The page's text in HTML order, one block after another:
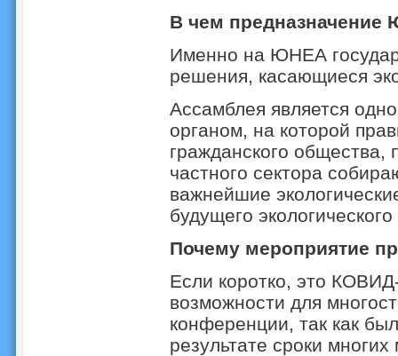
В чем предназначение
Именно на ЮНЕА
решения, касающиеся
Ассамблея является
органом, на которой
гражданского общества,
частного сектора
важнейшие
будущего
Почему мероприятие
Если коротко, это
возможности для
конференции, так как
результате сроки